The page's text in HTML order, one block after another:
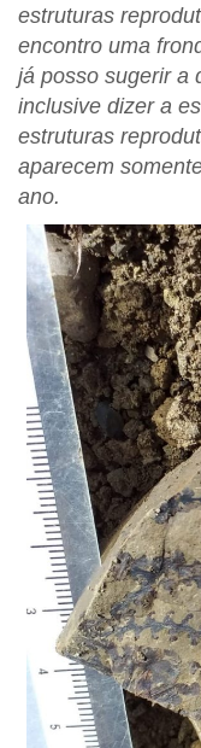
estruturas
encontro uma
já posso sugerir a
inclusive dizer a
estruturas
aparecem
ano.